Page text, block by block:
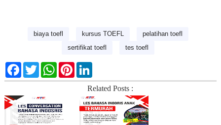
biaya toefl kursus TOEFL
pelatihan toefl
sertifikat toefl
tes toefl
F
c
b
o
o
k
T
w
i
t
e
r
W
a
A
p
p
P
n
L
n
k
e
d
I
n
Related Posts :